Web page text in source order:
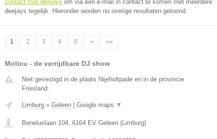
contact met deejays om via één e-mail in contact te komen met meerdere
deejays tegelijk. Hieronder worden nu overige resultaten getoond.
1 2 3 4 5 » »»
Moticu - de verrijdbare DJ show
Niet gevestigd in de plaats Nijeholtpade en in de provincie
Friesland.
Limburg » Geleen Google maps ▼
Beneluxlaan 104, 6164 EV Geleen (Limburg)